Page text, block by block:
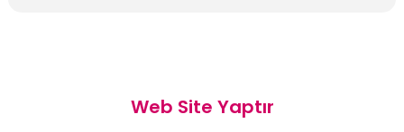
Web Site Yaptır